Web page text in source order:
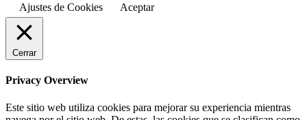
Ajustes de Cookies
Aceptar
Cerrar
Privacy Overview
Este sitio web utiliza cookies para mejorar su experiencia mientras